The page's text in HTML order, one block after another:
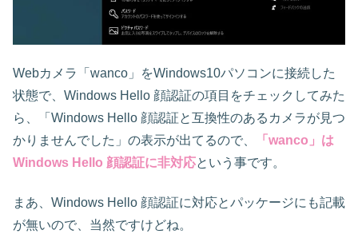
Webカメラ「wanco」をWindows10パソコンに接続した
状態で、Windows Hello 顔認証の項目をチェックしてみた
ら、「Windows Hello 顔認証と互換性のあるカメラが見つ
かりませんでした」の表示が出てるので、
「wanco」は
Windows Hello 顔認証に非対応という事です。
まあ、Windows Hello 顔認証に対応とパッケージにも記載
が無いので、当然ですけどね。